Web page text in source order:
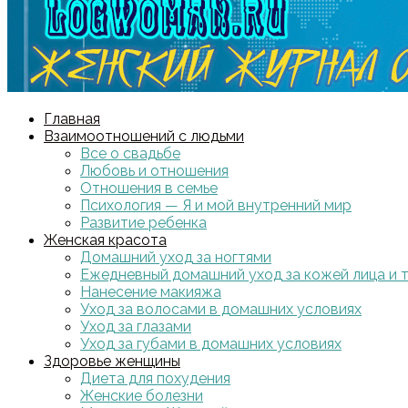
Главная
Взаимоотношений с людьми
Все о свадьбе
Любовь и отношения
Отношения в семье
Психология — Я и мой внутренний мир
Развитие ребенка
Женская красота
Домашний уход за ногтями
Ежедневный домашний уход за кожей лица и
Нанесение макияжа
Уход за волосами в домашних условиях
Уход за глазами
Уход за губами в домашних условиях
Здоровье женщины
Диета для похудения
Женские болезни